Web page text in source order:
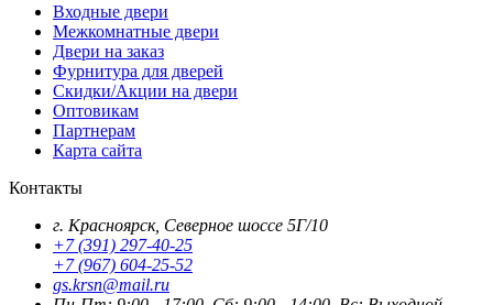
Входные двери
Межкомнатные двери
Двери на заказ
Фурнитура для дверей
Скидки/Акции на двери
Оптовикам
Партнерам
Карта сайта
Контакты
г. Красноярск, Северное шоссе 5Г/10
+7 (391) 297-40-25
+7 (967) 604-25-52
gs.krsn@mail.ru